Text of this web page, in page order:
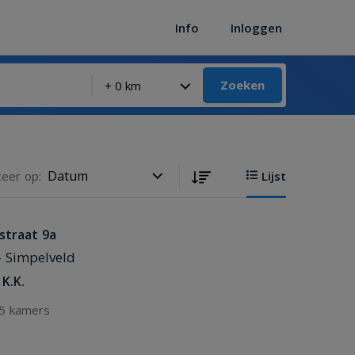
Info Inloggen
Zoeken
op: Lijst
9a
Simpelveld
kamers